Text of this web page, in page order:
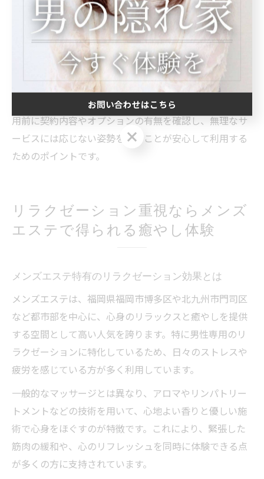
に利用を中止し、関係機関への相談も検討してくださ
い。また、施術中に不快な思いをした場合は、遠慮せず
スタッフに伝えることが大切です。利用者としてのマナ
ーを守ることも、トラブル防止に繋がります。
実際の口コミでは、「施術内容が説明と異なった」「追
加料金を請求された」といった声も見受けられます。利
用前に契約内容やオプションの有無を確認し、無理なサ
ービスには応じない姿勢を持つことが安心して利用する
ためのポイントです。
リラクゼーション重視ならメンズ
エステで得られる癒やし体験
メンズエステ特有のリラクゼーション効果とは
メンズエステは、福岡県福岡市博多区や北九州市門司区
など都市部を中心に、心身のリラックスと癒やしを提供
する空間として高い人気を誇ります。特に男性専用のリ
ラクゼーションに特化しているため、日々のストレスや
疲労を感じている方が多く利用しています。
一般的なマッサージとは異なり、アロマやリンパトリー
トメントなどの技術を用いて、心地よい香りと優しい施
術で心身をほぐすのが特徴です。これにより、緊張した
筋肉の緩和や、心のリフレッシュを同時に体験できる点
が多くの方に支持されています。
お問い合わせはこちら
お問い合わせはこちら